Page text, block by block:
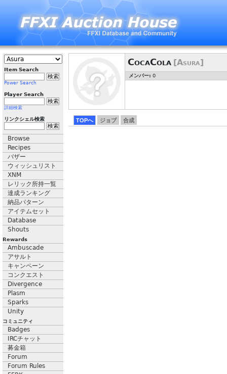
Item Search
Power Search
Player Search
詳細検索
リンクシェル検索
Browse
Recipes
バザー
ウィッシュリスト
XNM
レリック所持一覧
達成ランキング
納品パターン
アイテムセット
Database
Shouts
Rewards
Ambuscade
アサルト
キャンペーン
コンクエスト
Divergence
Plasm
Sparks
Unity
コミュニティ
Badges
IRCチャット
募金箱
Forum
Forum Rules
CocaCola [Asura]
メンバー: 0
TOPへ ジョブ 合成